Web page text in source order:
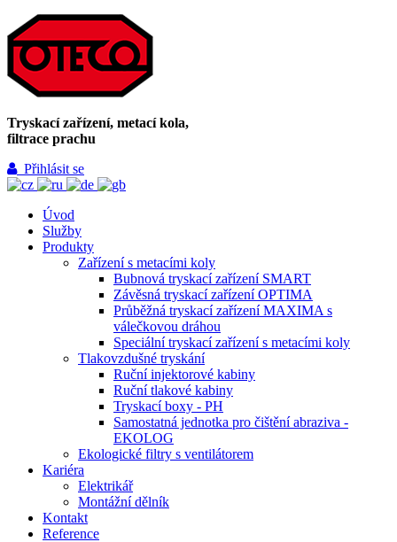
Tryskací zařízení, metací kola,
filtrace prachu
Přihlásit se
Úvod
Služby
Produkty
Zařízení s metacími koly
Bubnová tryskací zařízení SMART
Závěsná tryskací zařízení OPTIMA
Průběžná tryskací zařízení MAXIMA s
válečkovou dráhou
Speciální tryskací zařízení s metacími koly
Tlakovzdušné tryskání
Ruční injektorové kabiny
Ruční tlakové kabiny
Tryskací boxy - PH
Samostatná jednotka pro čištění abraziva -
EKOLOG
Ekologické filtry s ventilátorem
Kariéra
Elektrikář
Montážní dělník
Kontakt
Reference